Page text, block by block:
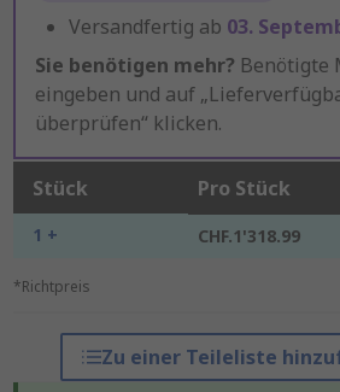
Versandfertig ab 03.
Sie benötigen mehr? Benötigte
eingeben und auf
überprüfen“ klicken.
Stück Pro Stück
1 + CHF.1'318.99
*Richtpreis
Zu einer Teileliste